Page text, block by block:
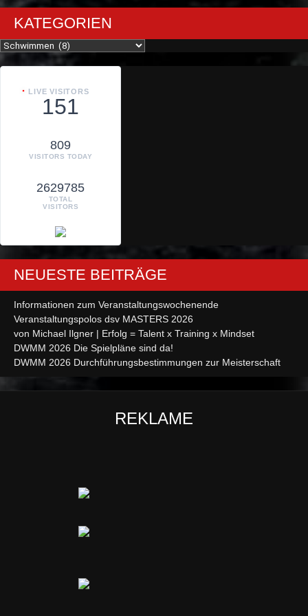
KATEGORIEN
Kategorien
LIVE VISITORS
151
809
VISITORS TODAY
2629785
TOTAL
VISITORS
NEUESTE BEITRÄGE
Informationen zum Veranstaltungswochenende
Veranstaltungspolos dsv MASTERS 2026
von Michael Ilgner | Erfolg = Talent x Training x Mindset
DWMM 2026 Die Spielpläne sind da!
DWMM 2026 Durchführungsbestimmungen zur Meisterschaft
REKLAME